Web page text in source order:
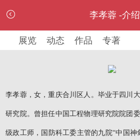
李孝蓉 -介绍
展览 动态 作品 专著
李孝蓉，女，重庆合川区人。毕业于四川
研究院。曾担任中国工程物理研究院院团
级政工师，国防科工委主管的九院“中国神